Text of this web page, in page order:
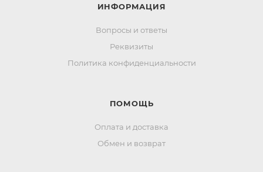
ИНФОРМАЦИЯ
Вопросы и ответы
Реквизиты
Политика конфиденциальности
ПОМОЩЬ
Оплата и доставка
Обмен и возврат